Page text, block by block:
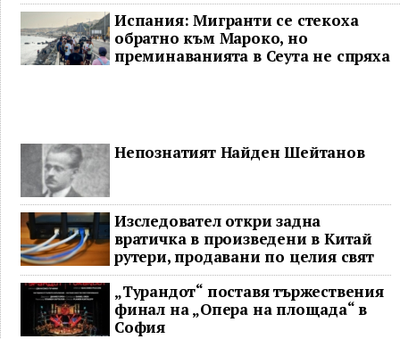
Испания: Мигранти се стекоха
обратно към Мароко, но
преминаванията в Сеута не спряха
Непознатият Найден Шейтанов
Изследовател откри задна
вратичка в произведени в Китай
рутери, продавани по целия свят
„Турандот“ поставя тържествения
финал на „Опера на площада“ в
София